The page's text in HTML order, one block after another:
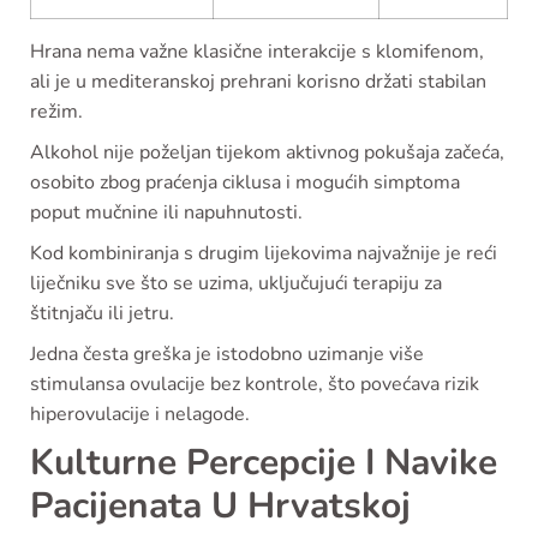
Hrana nema važne klasične interakcije s klomifenom,
ali je u mediteranskoj prehrani korisno držati stabilan
režim.
Alkohol nije poželjan tijekom aktivnog pokušaja začeća,
osobito zbog praćenja ciklusa i mogućih simptoma
poput mučnine ili napuhnutosti.
Kod kombiniranja s drugim lijekovima najvažnije je reći
liječniku sve što se uzima, uključujući terapiju za
štitnjaču ili jetru.
Jedna česta greška je istodobno uzimanje više
stimulansa ovulacije bez kontrole, što povećava rizik
hiperovulacije i nelagode.
Kulturne Percepcije I Navike
Pacijenata U Hrvatskoj